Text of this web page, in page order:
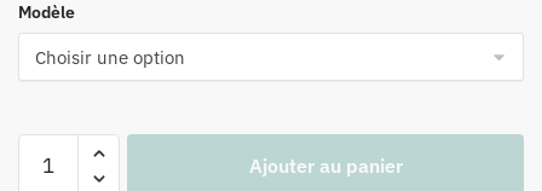
Modèle
Ajouter au panier